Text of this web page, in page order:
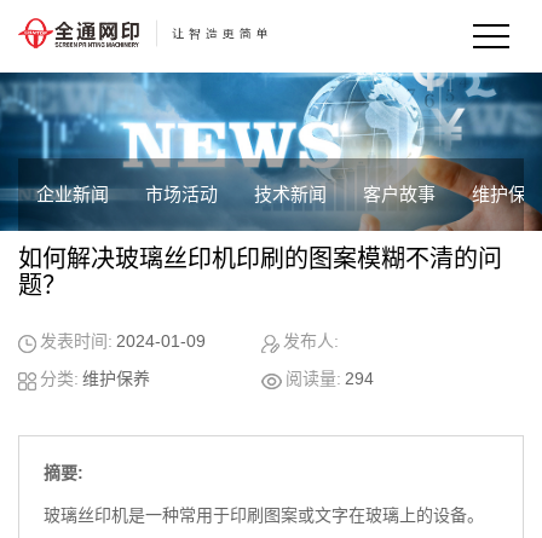
企业新闻 市场活动 技术新闻 客户故事 维护保
如何解决玻璃丝印机印刷的图案模糊不清的问
题？
发表时间: 2024-01-09
发布人:
分类: 维护保养 阅读量: 294
摘要:
玻璃丝印机是一种常用于印刷图案或文字在玻璃上的设备。